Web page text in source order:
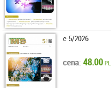
e-5/2026
cena: 48.00